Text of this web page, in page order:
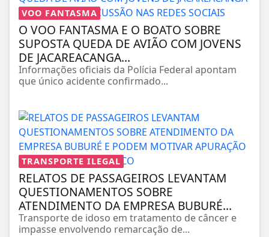
VOO FANTASMA
O VOO FANTASMA E O BOATO SOBRE
SUPOSTA QUEDA DE AVIÃO COM JOVENS
DE JACAREACANGA...
Informações oficiais da Polícia Federal apontam
que único acidente confirmado...
TRANSPORTE ILEGAL
RELATOS DE PASSAGEIROS LEVANTAM
QUESTIONAMENTOS SOBRE
ATENDIMENTO DA EMPRESA BUBURÉ...
Transporte de idoso em tratamento de câncer e
impasse envolvendo remarcação de...